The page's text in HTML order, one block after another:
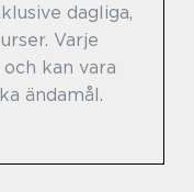
dagliga,
Varje
kan vara
ändamål.